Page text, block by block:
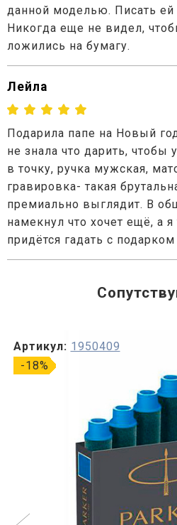
данной моделью. Писать ей
Никогда еще не видел,
ложились на бумагу.
Лейла
Подарила папе на Новый
не знала что дарить, чтобы
в точку, ручка мужская,
гравировка- такая
премиально выглядит. В
намекнул что хочет ещё, а
придётся гадать с
-18%
Артикул: 1950409